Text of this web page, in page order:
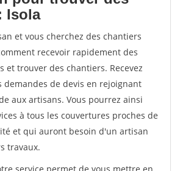
Isola
et vous cherchez des chantiers
recevoir rapidement des
et trouver des chantiers. Recevez
demandes de devis en rejoignant
aux artisans. Vous pourrez ainsi
à tous les couvertures proches de
et qui auront besoin d'un artisan
travaux.